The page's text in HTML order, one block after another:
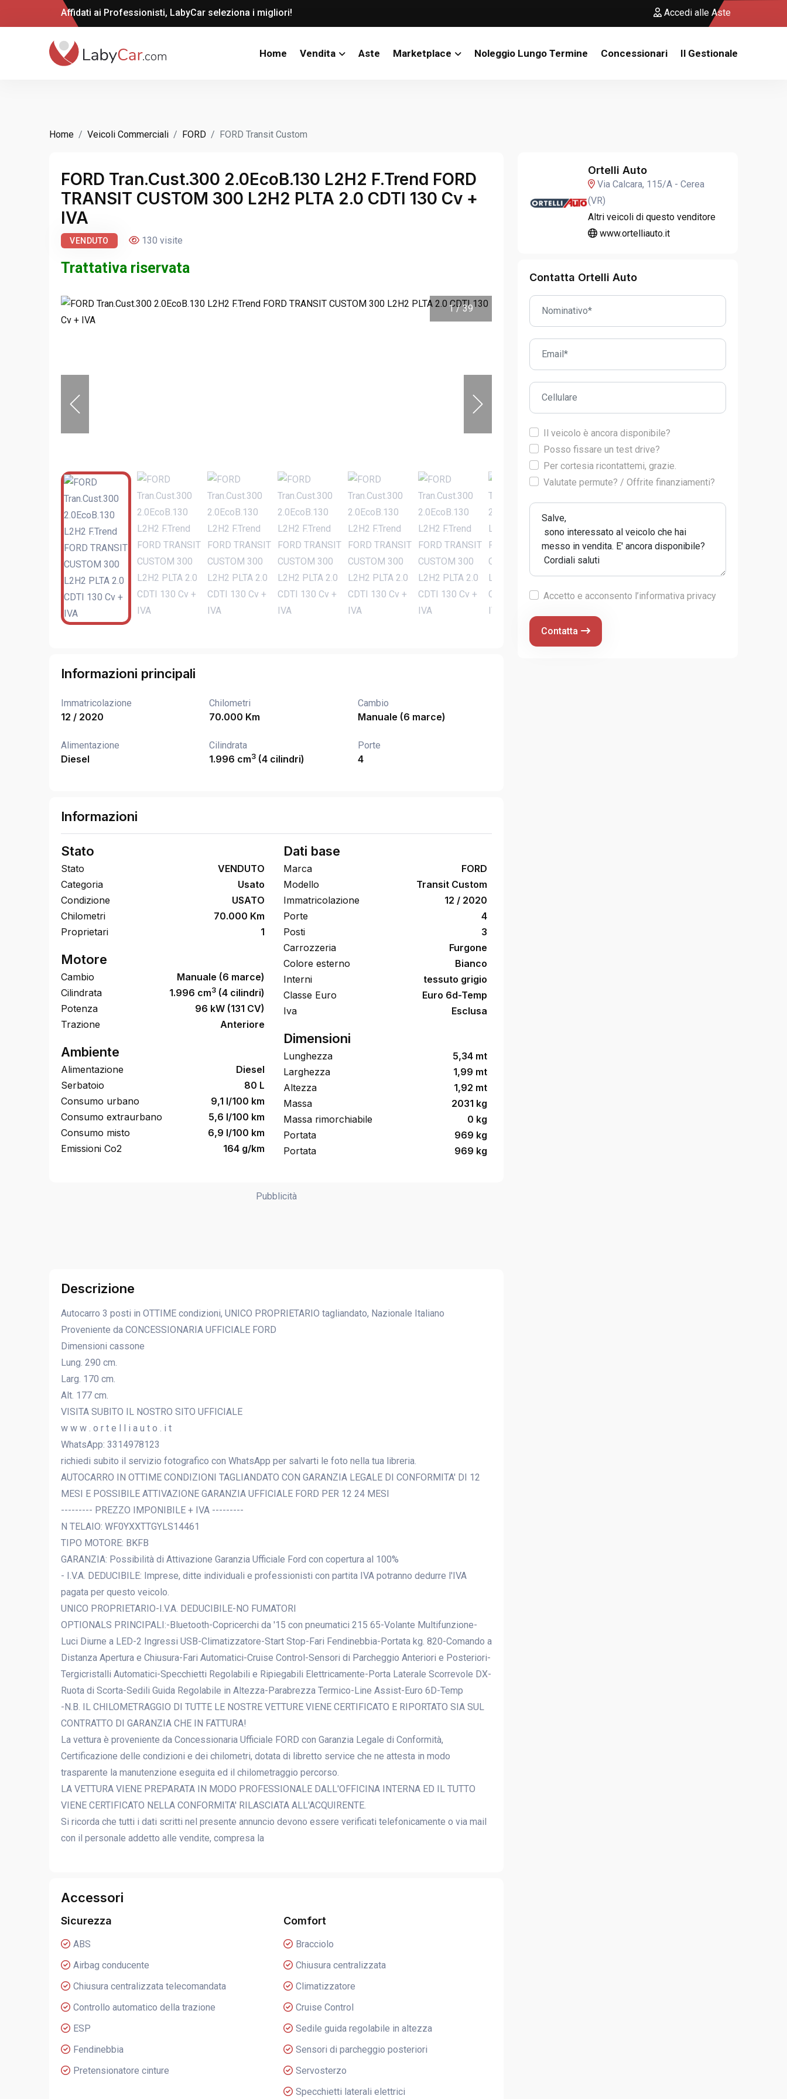
Affidati ai Professionisti, LabyCar seleziona i migliori! Accedi alle Aste
Home Vendita Aste Marketplace Noleggio Lungo Termine Concessionari Il Gestionale
Home Veicoli Commerciali FORD FORD Transit Custom
FORD Tran.Cust.300 2.0EcoB.130 L2H2 F.Trend FORD
TRANSIT CUSTOM 300 L2H2 PLTA 2.0 CDTI 130 Cv +
IVA
VENDUTO 130 visite
Trattativa riservata
1 /39
Informazioni principali
Immatricolazione
12 / 2020
Chilometri
70.000 Km
Cambio
Manuale (6 marce)
Alimentazione
Diesel
Cilindrata
1.996 cm3 (4 cilindri)
Porte
4
Informazioni
Stato
Stato
VENDUTO
Categoria
Usato
Condizione
USATO
Chilometri
70.000 Km
Proprietari
1
Motore
Cambio
Manuale (6 marce)
Cilindrata
1.996 cm3 (4 cilindri)
Potenza
96 kW (131 CV)
Trazione
Anteriore
Ambiente
Alimentazione
Diesel
Serbatoio
80 L
Consumo urbano
9,1 l/100 km
Consumo extraurbano
5,6 l/100 km
Consumo misto
6,9 l/100 km
Emissioni Co2
164 g/km
Dati base
Marca
FORD
Modello
Transit Custom
Immatricolazione
12 / 2020
Porte
4
Posti
3
Carrozzeria
Furgone
Colore esterno
Bianco
Interni
tessuto grigio
Classe Euro
Euro 6d-Temp
Iva
Esclusa
Dimensioni
Lunghezza
5,34 mt
Larghezza
1,99 mt
Altezza
1,92 mt
Massa
2031 kg
Massa rimorchiabile
0 kg
Portata
969 kg
Portata
969 kg
Pubblicità
Descrizione
Autocarro 3 posti in OTTIME condizioni, UNICO PROPRIETARIO tagliandato, Nazionale Italiano
Proveniente da CONCESSIONARIA UFFICIALE FORD
Dimensioni cassone
Lung. 290 cm.
Larg. 170 cm.
Alt. 177 cm.
VISITA SUBITO IL NOSTRO SITO UFFICIALE
w w w . o r t e l l i a u t o . i t
WhatsApp: 3314978123
richiedi subito il servizio fotografico con WhatsApp per salvarti le foto nella tua libreria.
AUTOCARRO IN OTTIME CONDIZIONI TAGLIANDATO CON GARANZIA LEGALE DI CONFORMITA' DI 12
MESI E POSSIBILE ATTIVAZIONE GARANZIA UFFICIALE FORD PER 12 24 MESI
--------- PREZZO IMPONIBILE + IVA ---------
N TELAIO: WF0YXXTTGYLS14461
TIPO MOTORE: BKFB
GARANZIA: Possibilità di Attivazione Garanzia Ufficiale Ford con copertura al 100%
- I.V.A. DEDUCIBILE: Imprese, ditte individuali e professionisti con partita IVA potranno dedurre l'IVA
pagata per questo veicolo.
UNICO PROPRIETARIO-I.V.A. DEDUCIBILE-NO FUMATORI
OPTIONALS PRINCIPALI:-Bluetooth-Copricerchi da '15 con pneumatici 215 65-Volante Multifunzione-
Luci Diurne a LED-2 Ingressi USB-Climatizzatore-Start Stop-Fari Fendinebbia-Portata kg. 820-Comando a
Distanza Apertura e Chiusura-Fari Automatici-Cruise Control-Sensori di Parcheggio Anteriori e Posteriori-
Tergicristalli Automatici-Specchietti Regolabili e Ripiegabili Elettricamente-Porta Laterale Scorrevole DX-
Ruota di Scorta-Sedili Guida Regolabile in Altezza-Parabrezza Termico-Line Assist-Euro 6D-Temp
-N.B. IL CHILOMETRAGGIO DI TUTTE LE NOSTRE VETTURE VIENE CERTIFICATO E RIPORTATO SIA SUL
CONTRATTO DI GARANZIA CHE IN FATTURA!
La vettura è proveniente da Concessionaria Ufficiale FORD con Garanzia Legale di Conformità,
Certificazione delle condizioni e dei chilometri, dotata di libretto service che ne attesta in modo
trasparente la manutenzione eseguita ed il chilometraggio percorso.
LA VETTURA VIENE PREPARATA IN MODO PROFESSIONALE DALL'OFFICINA INTERNA ED IL TUTTO
VIENE CERTIFICATO NELLA CONFORMITA' RILASCIATA ALL'ACQUIRENTE.
Si ricorda che tutti i dati scritti nel presente annuncio devono essere verificati telefonicamente o via mail
con il personale addetto alle vendite, compresa la
Accessori
Sicurezza
ABS
Airbag conducente
Chiusura centralizzata telecomandata
Controllo automatico della trazione
ESP
Fendinebbia
Pretensionatore cinture
Comfort
Bracciolo
Chiusura centralizzata
Climatizzatore
Cruise Control
Sedile guida regolabile in altezza
Sensori di parcheggio posteriori
Servosterzo
Specchietti laterali elettrici
Ortelli Auto
Via Calcara, 115/A - Cerea
(VR)
Altri veicoli di questo venditore
www.ortelliauto.it
Contatta Ortelli Auto
Il veicolo è ancora disponibile?
Posso fissare un test drive?
Per cortesia ricontattemi, grazie.
Valutate permute? / Offrite finanziamenti?
Accetto e acconsento l’informativa privacy
Contatta